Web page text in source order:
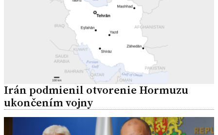
Irán podmienil otvorenie Hormuzu
ukončením vojny